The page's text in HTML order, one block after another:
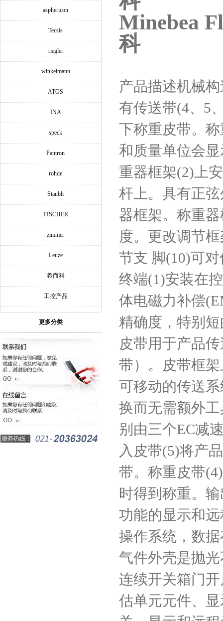
asphericon
Tecsis
riegler
winkelmann
ATOS
INA
speck
Pantron
rohde
Staubli
FISCHER
zimmer
Leuze
希而科
工控产品
更多分类
Minebea
科
产品描述机械
有传送带(4、5
下称重皮带。
和质量单位会
重器框架(2)上
杆上。具有正
器框架。称重
度。更改调节
节支 脚(10)可
终端(1)安装在
体电磁力补偿
精确度，特别
皮带用于产品
带）。皮带框
可移动的传送
换而无需额外
别由三个EC减
入皮带(5)将产
带。称重皮带
时得到称重。
功能的显示和
操作系统，数
气件外壳是抛
连续开关箱门
估单元元件、